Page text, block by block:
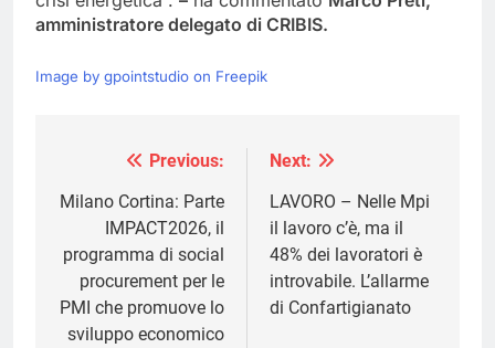
amministratore delegato di CRIBIS.
Image by gpointstudio on Freepik
Navigazione
articoli
Previous:
Milano Cortina: Parte
IMPACT2026, il
programma di social
procurement per le
PMI che promuove lo
sviluppo economico
Next:
LAVORO – Nelle Mpi
il lavoro c’è, ma il
48% dei lavoratori è
introvabile. L’allarme
di Confartigianato